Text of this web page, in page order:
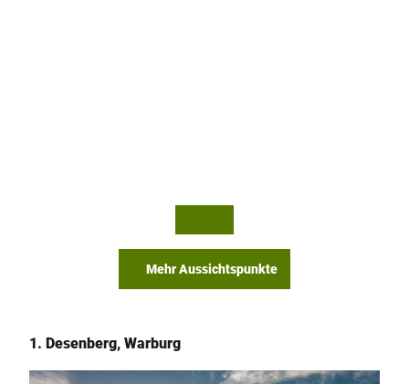
Mehr Aussichtspunkte
1. Desenberg, Warburg